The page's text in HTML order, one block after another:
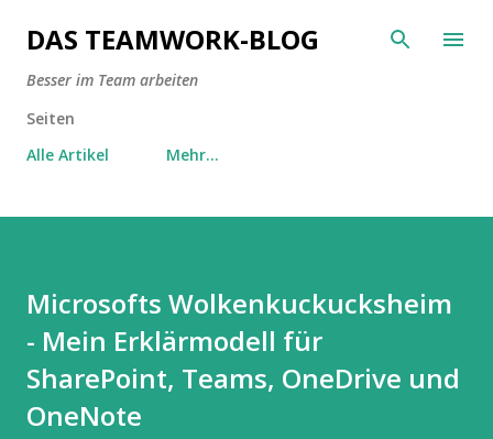
Direkt zum Hauptbereich
DAS TEAMWORK-BLOG
Besser im Team arbeiten
Seiten
Alle Artikel
Mehr…
Microsofts Wolkenkuckucksheim
- Mein Erklärmodell für
SharePoint, Teams, OneDrive und
OneNote